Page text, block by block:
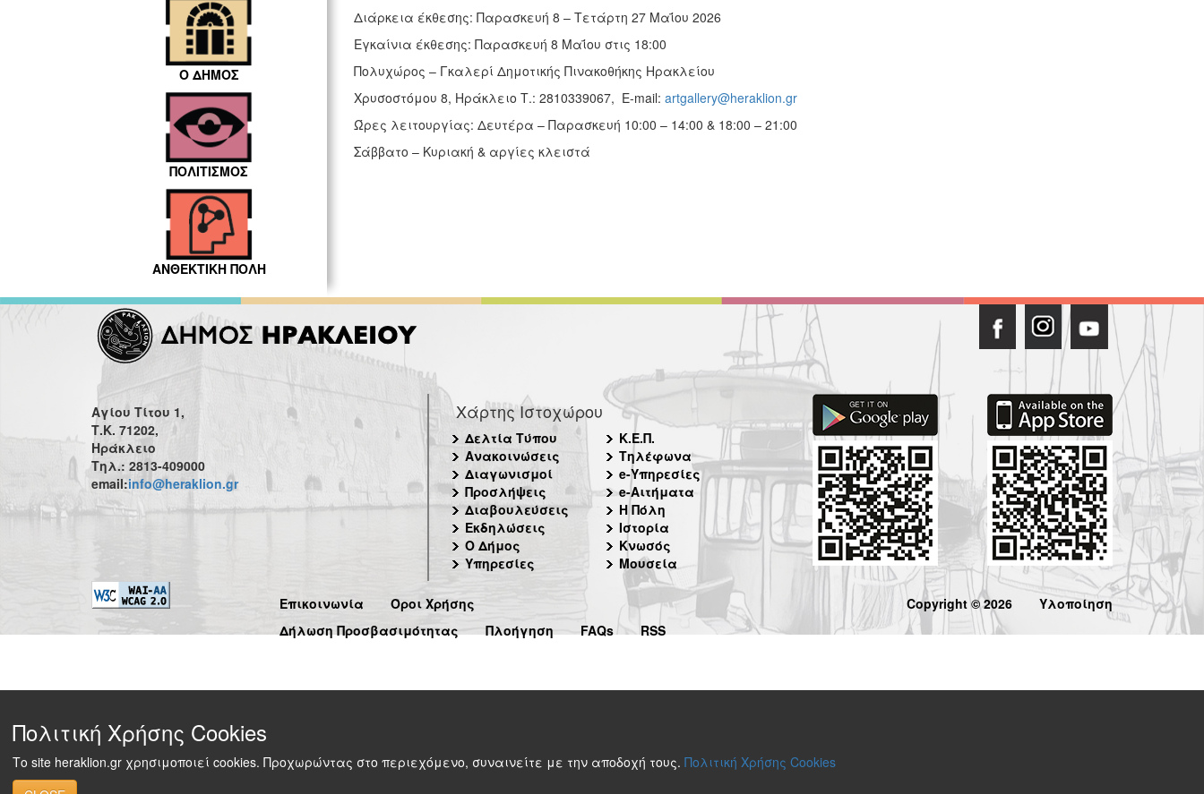
Ο ΔΗΜΟΣ
ΠΟΛΙΤΙΣΜΟΣ
ΑΝΘΕΚΤΙΚΗ ΠΟΛΗ
Διάρκεια έκθεσης: Παρασκευή 8 – Τετάρτη 27 Μαΐου 2026
Εγκαίνια έκθεσης: Παρασκευή 8 Μαΐου στις 18:00
Πολυχώρος – Γκαλερί Δημοτικής Πινακοθήκης Ηρακλείου
Χρυσοστόμου 8, Ηράκλειο Τ.: 2810339067, E-mail: artgallery@heraklion.gr
Ώρες λειτουργίας: Δευτέρα – Παρασκευή 10:00 – 14:00 & 18:00 – 21:00
Σάββατο – Κυριακή & αργίες κλειστά
Αγίου Τίτου 1,
Τ.Κ. 71202,
Ηράκλειο
Τηλ.: 2813-409000
email:info@heraklion.gr
Χάρτης Ιστοχώρου
Δελτία Τύπου
Ανακοινώσεις
Διαγωνισμοί
Προσλήψεις
Διαβουλεύσεις
Εκδηλώσεις
Ο Δήμος
Υπηρεσίες
Κ.Ε.Π.
Τηλέφωνα
e-Υπηρεσίες
e-Αιτήματα
Η Πόλη
Ιστορία
Κνωσός
Μουσεία
Επικοινωνία
Όροι Χρήσης
Δήλωση Προσβασιμότητας
Πλοήγηση FAQs RSS
Copyright © 2026 Υλοποίηση
Πολιτική Χρήσης Cookies
Το site heraklion.gr χρησιμοποιεί cookies. Προχωρώντας στο περιεχόμενο, συναινείτε με την αποδοχή τους. Πολιτική Χρήσης Cookies